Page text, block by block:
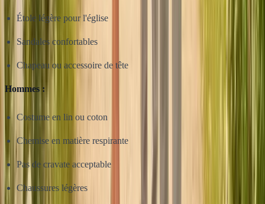
Étole légère pour l'église
Sandales confortables
Chapeau ou accessoire de tête
Hommes :
Costume en lin ou coton
Chemise en matière respirante
Pas de cravate acceptable
Chaussures légères